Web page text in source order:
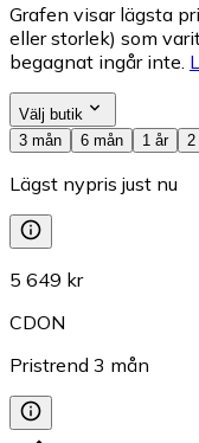
Grafen visar lägsta
eller storlek) som
begagnat ingår inte.
Välj butik
3 mån
6 mån 1 år 2
Lägst nypris just nu
5 649 kr
CDON
Pristrend 3 mån